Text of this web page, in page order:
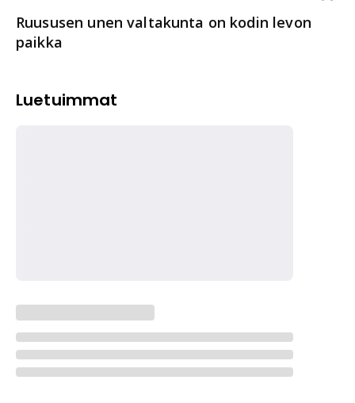
Ruususen unen valtakunta on kodin levon
paikka
Luetuimmat